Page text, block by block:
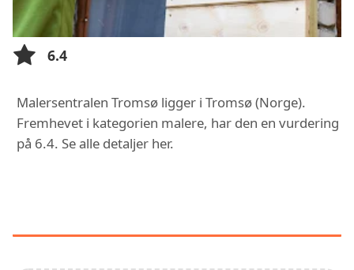
6.4
Malersentralen Tromsø ligger i Tromsø (Norge).
Fremhevet i kategorien malere, har den en vurdering
på 6.4. Se alle detaljer her.